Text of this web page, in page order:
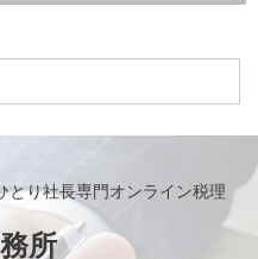
とり社長専門オンライン税理
所